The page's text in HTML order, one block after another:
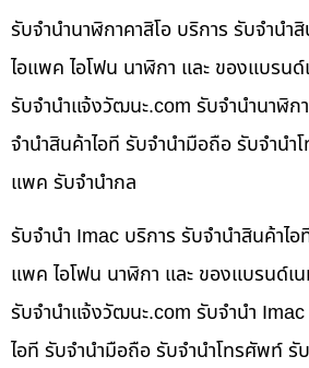
รับจำนำนาฬิกาคาสิโอ บริการ รับจำนำ
ไอแพค ไอโฟน นาฬิกา และ ของแบรน
รับจํานําแจ้งวัฒนะ.com รับจำนำนาฬิก
จำนำสินค้าไอที รับจำนำมือถือ รับจำนำ
แพค รับจำนำกล
รับจำนำ Imac บริการ รับจำนำสินค้าไ
แพค ไอโฟน นาฬิกา และ ของแบรนด์เ
รับจํานําแจ้งวัฒนะ.com รับจำนำ
ไอที รับจำนำมือถือ รับจำนำโทรศัพท์ รั